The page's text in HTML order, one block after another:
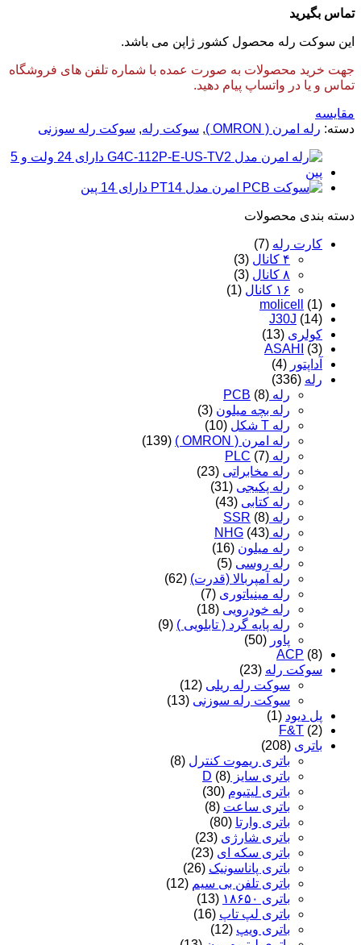
تماس بگیرید
این سوکت رله محصول کشور ژاپن می باشد.
جهت خرید محصولات به صورت عمده با شماره تلفن های فروشگاه
تماس و یا در واتساپ پیام دهید.
مقایسه
دسته: رله امرن ( OMRON ) , سوکت رله, سوکت رله سوزنی
دسته‌ بندی محصولات
کارت رله (7)
۴ کانال
(3)
۸ کانال
(3)
۱۶ کانال
(1)
molicell
(1)
J30J (14)
کولری (13)
ASAHI
(3)
آداپتور (4)
رله (336)
رله PCB (8)
رله بچه میلون (3)
رله T شکل
(10)
رله امرن ( OMRON )
(139)
رله PLC (7)
رله مخابراتی (23)
رله پکیجی (31)
رله کتابی (43)
رله SSR (8)
رله NHG (43)
رله میلون (16)
رله روسی (5)
رله آمپربالا (قدرت) (62)
رله مینیاتوری (7)
رله خودرویی (18)
رله پایه گرد ( تابلویی ) (9)
پاور (50)
ACP (8)
سوکت رله (23)
سوکت رله ریلی (12)
سوکت رله سوزنی (13)
پل دیود (1)
F&T (2)
باتری (208)
باتری ریموت کنترل (8)
باتری سایز D (8)
باتری لیتیوم (30)
باتری ساعت (8)
باتری وارتا (80)
باتری شارژی (23)
باتری سکه ای (23)
باتری پاناسونیک (26)
باتری تلفن بی سیم (12)
باتری ۱۸۶۵۰
(13)
باتری لپ تاپ (16)
باتری ویپ (12)